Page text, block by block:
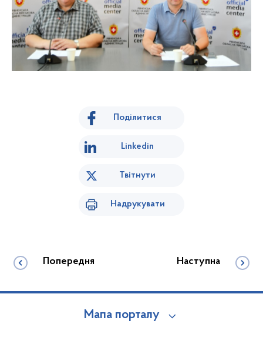
Поділитися
Linkedin
Твітнути
Надрукувати
Попередня Наступна
Мапа порталу